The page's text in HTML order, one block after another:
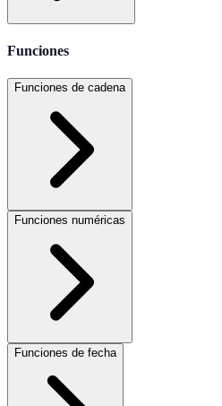
Funciones
Funciones de cadena
Funciones numéricas
Funciones de fecha